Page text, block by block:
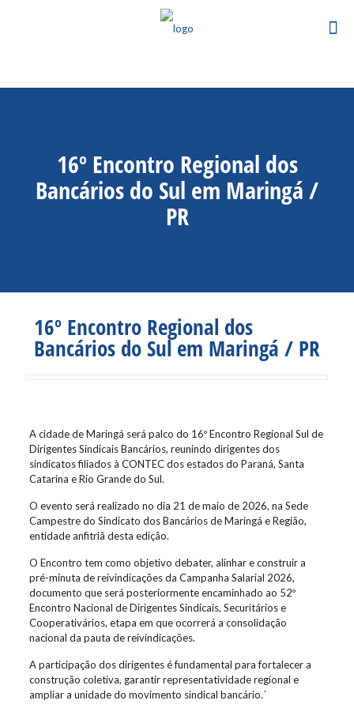
16º Encontro Regional dos
Bancários do Sul em Maringá /
PR
16º Encontro Regional dos
Bancários do Sul em Maringá / PR
A cidade de Maringá será palco do 16º Encontro Regional Sul de
Dirigentes Sindicais Bancários, reunindo dirigentes dos
sindicatos filiados à CONTEC dos estados do Paraná, Santa
Catarina e Rio Grande do Sul.
O evento será realizado no dia 21 de maio de 2026, na Sede
Campestre do Sindicato dos Bancários de Maringá e Região,
entidade anfitriã desta edição.
O Encontro tem como objetivo debater, alinhar e construir a
pré-minuta de reivindicações da Campanha Salarial 2026,
documento que será posteriormente encaminhado ao 52º
Encontro Nacional de Dirigentes Sindicais, Securitários e
Cooperativários, etapa em que ocorrerá a consolidação
nacional da pauta de reivindicações.
A participação dos dirigentes é fundamental para fortalecer a
construção coletiva, garantir representatividade regional e
ampliar a unidade do movimento sindical bancário.´